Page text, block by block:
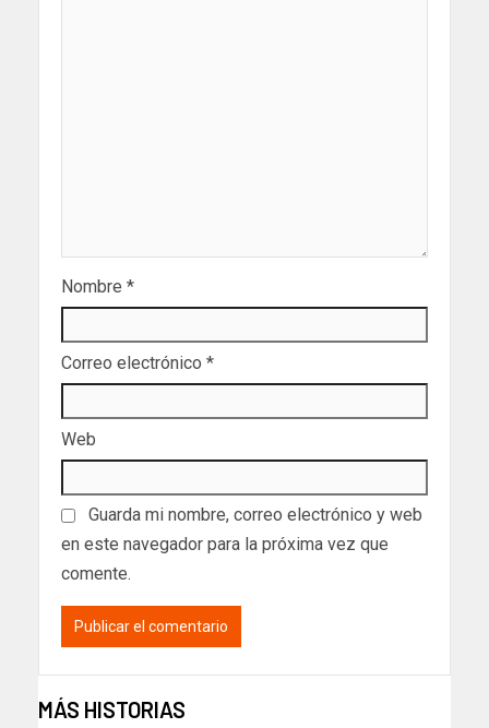
Nombre *
Correo electrónico *
Web
Guarda mi nombre, correo electrónico y web
en este navegador para la próxima vez que
comente.
MÁS HISTORIAS